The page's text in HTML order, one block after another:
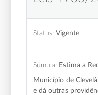
Status: Vigente
Súmula: Estima a
Município de
e dá outras